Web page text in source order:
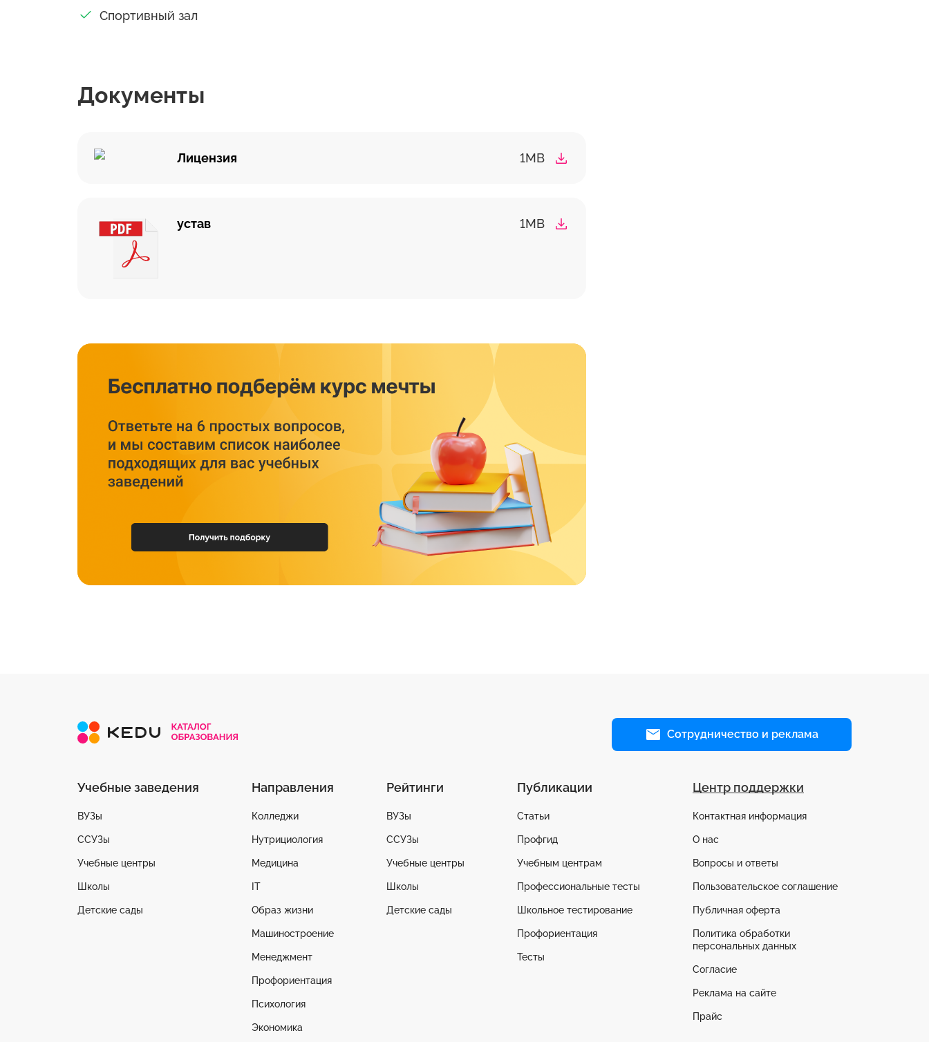
Спортивный зал
Документы
Лицензия 1MB
устав 1MB
Сотрудничество и реклама
Учебные заведения
ВУЗы
ССУЗы
Учебные центры
Школы
Детские сады
Направления
Колледжи
Нутрициология
Медицина
IT
Образ жизни
Машиностроение
Менеджмент
Профориентация
Психология
Экономика
Рейтинги
ВУЗы
ССУЗы
Учебные центры
Школы
Детские сады
Публикации
Статьи
Профгид
Учебным центрам
Профессиональные тесты
Школьное тестирование
Профориентация
Тесты
Центр поддержки
Контактная информация
О нас
Вопросы и ответы
Пользовательское соглашение
Публичная оферта
Политика обработки
персональных данных
Согласие
Реклама на сайте
Прайс